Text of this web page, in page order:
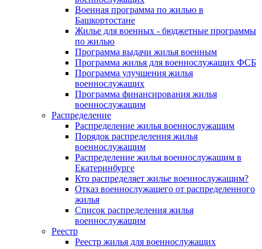
Военная программа по жилью в
Башкортостане
Жилье для военных - бюджетные программы
по жилью
Программа выдачи жилья военным
Программа жилья для военнослужащих ФСБ
Программа улучшения жилья
военнослужащих
Программа финансирования жилья
военнослужащим
Распределение
Распределение жилья военнослужащим
Порядок распределения жилья
военнослужащим
Распределение жилья военнослужащим в
Екатеринбурге
Кто распределяет жилье военнослужащим?
Отказ военнослужащего от распределенного
жилья
Список распределения жилья
военнослужащим
Реестр
Реестр жилья для военнослужащих